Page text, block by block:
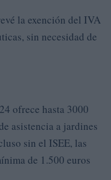
la exención del IVA
sin necesidad de
ofrece hasta 3000
asistencia a jardines
sin el ISEE, las
de 1.500 euros